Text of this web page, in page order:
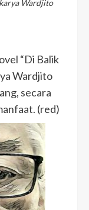
Wardjito
“Di Balik
Wardjito
secara
(red)